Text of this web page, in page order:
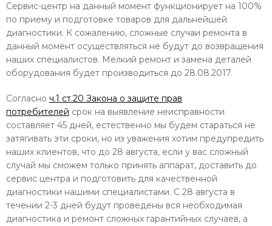
Сервис-центр на данный момент функционирует на 100%
по приему и подготовке товаров для дальнейшей
диагностики. К сожалению, сложные случаи ремонта в
данный момент осуществляться не будут до возвращения
наших специалистов. Мелкий ремонт и замена деталей
оборудования будет производиться до 28.08.2017.
Согласно ч.1 ст.20 Закона о защите прав
потребителей срок на выявление неисправности
составляет 45 дней, естественно мы будем стараться не
затягивать эти сроки, но из уважения хотим предупредить
наших клиентов, что до 28 августа, если у вас сложный
случай мы сможем только принять аппарат, доставить до
сервис центра и подготовить для качественной
диагностики нашими специалистами. С 28 августа в
течении 2-3 дней будут проведены вся необходимая
диагностика и ремонт сложных гарантийных случаев, а